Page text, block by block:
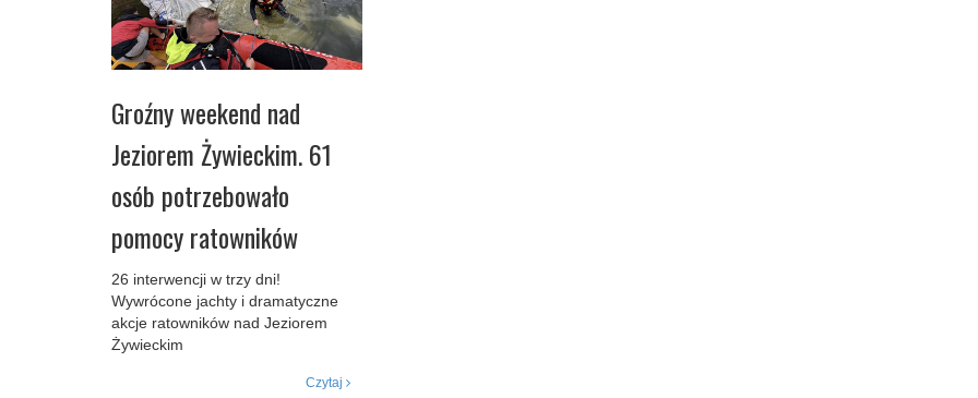
Groźny weekend nad
Jeziorem Żywieckim. 61
osób potrzebowało
pomocy ratowników
26 interwencji w trzy dni!
Wywrócone jachty i dramatyczne
akcje ratowników nad Jeziorem
Żywieckim
Czytaj